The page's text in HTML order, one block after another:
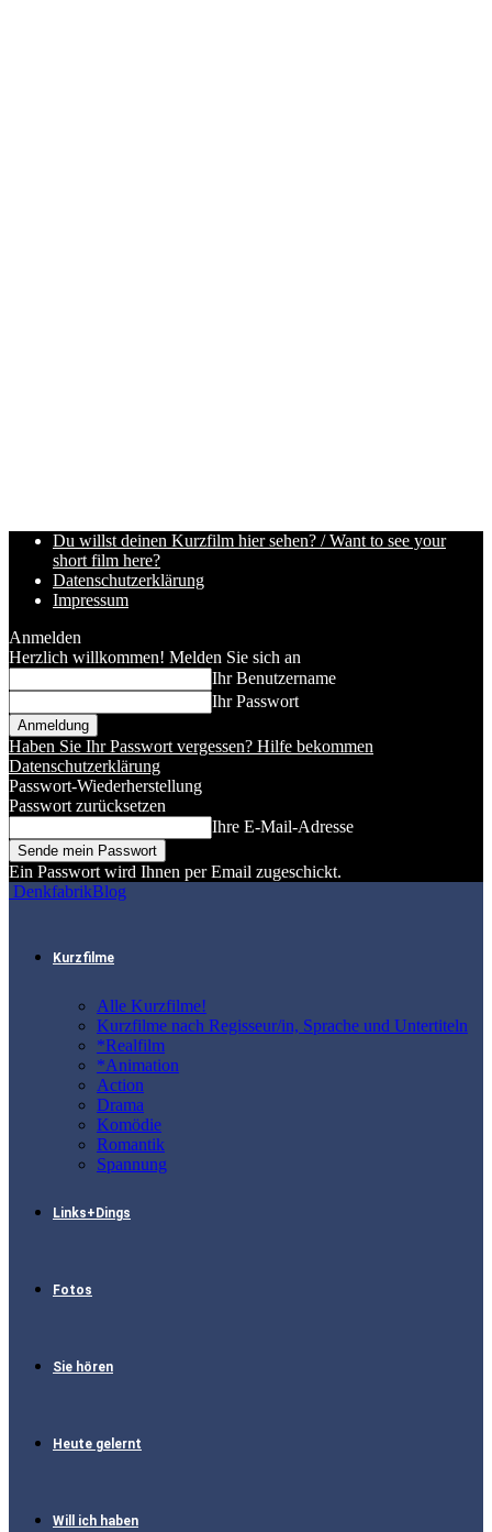
Du willst deinen Kurzfilm hier sehen? / Want to see your
short film here?
Datenschutzerklärung
Impressum
Anmelden
Herzlich willkommen! Melden Sie sich an
Ihr Benutzername
Ihr Passwort
Haben Sie Ihr Passwort vergessen? Hilfe bekommen
Datenschutzerklärung
Passwort-Wiederherstellung
Passwort zurücksetzen
Ihre E-Mail-Adresse
Ein Passwort wird Ihnen per Email zugeschickt.
DenkfabrikBlog
Kurzfilme
Alle Kurzfilme!
Kurzfilme nach Regisseur/in, Sprache und Untertiteln
*Realfilm
*Animation
Action
Drama
Komödie
Romantik
Spannung
Links+Dings
Fotos
Sie hören
Heute gelernt
Will ich haben